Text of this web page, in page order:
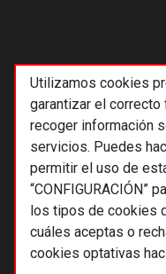
Utilizamos cookies
garantizar el
recoger información
servicios. Puedes
permitir el uso de
“CONFIGURACIÓN”
los tipos de cookies
cuáles aceptas o
cookies optativas
© 2026